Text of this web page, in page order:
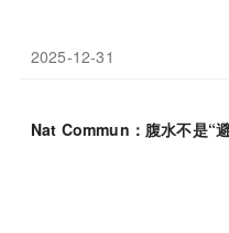
2025-12-31
Nat Commun：腹水不是“